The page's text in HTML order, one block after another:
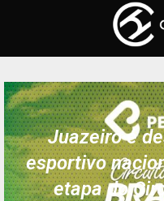
Juazeiro é
esportivo
etapa do